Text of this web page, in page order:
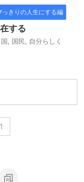
っきりの人生にする編
する
国 国民 自分らしく